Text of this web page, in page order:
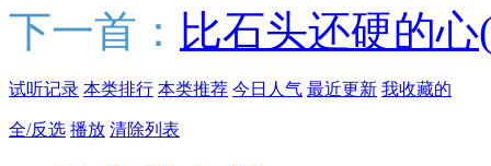
下一首： 比石头还硬的
试听记录 本类排行 本类推荐 今日人气 最近更新 我收藏的
全/反选 播放 清除列表